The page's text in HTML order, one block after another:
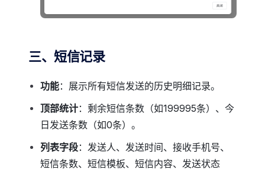
三、短信记录
功能：展示所有短信发送的历史明细记录。
顶部统计：剩余短信条数（如199995条）、今
日发送条数（如0条）。
列表字段：发送人、发送时间、接收手机号、
短信条数、短信模板、短信内容、发送状态